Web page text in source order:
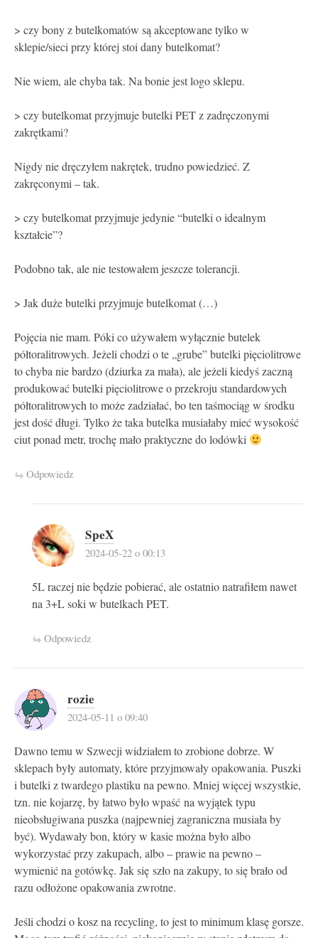
> czy bony z butelkomatów są akceptowane tylko w
sklepie/sieci przy której stoi dany butelkomat?
Nie wiem, ale chyba tak. Na bonie jest logo sklepu.
> czy butelkomat przyjmuje butelki PET z zadręczonymi
zakrętkami?
Nigdy nie dręczyłem nakrętek, trudno powiedzieć. Z
zakręconymi – tak.
> czy butelkomat przyjmuje jedynie “butelki o idealnym
kształcie”?
Podobno tak, ale nie testowałem jeszcze tolerancji.
> Jak duże butelki przyjmuje butelkomat (…)
Pojęcia nie mam. Póki co używałem wyłącznie butelek
półtoralitrowych. Jeżeli chodzi o te „grube” butelki pięciolitrowe
to chyba nie bardzo (dziurka za mała), ale jeżeli kiedyś zaczną
produkować butelki pięciolitrowe o przekroju standardowych
półtoralitrowych to może zadziałać, bo ten taśmociąg w środku
jest dość długi. Tylko że taka butelka musiałaby mieć wysokość
ciut ponad metr, trochę mało praktyczne do lodówki
Odpowiedz
SpeX
2024-05-22 o 00:13
5L raczej nie będzie pobierać, ale ostatnio natrafiłem nawet
na 3+L soki w butelkach PET.
Odpowiedz
rozie
2024-05-11 o 09:40
Dawno temu w Szwecji widziałem to zrobione dobrze. W
sklepach były automaty, które przyjmowały opakowania. Puszki
i butelki z twardego plastiku na pewno. Mniej więcej wszystkie,
tzn. nie kojarzę, by łatwo było wpaść na wyjątek typu
nieobsługiwana puszka (najpewniej zagraniczna musiała by
być). Wydawały bon, który w kasie można było albo
wykorzystać przy zakupach, albo – prawie na pewno –
wymienić na gotówkę. Jak się szło na zakupy, to się brało od
razu odłożone opakowania zwrotne.
Jeśli chodzi o kosz na recycling, to jest to minimum klasę gorsze.